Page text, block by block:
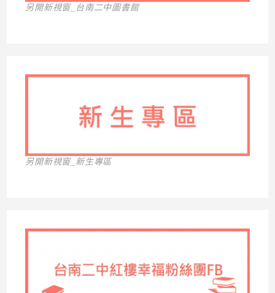
另開新視窗_台南二中圖書館
另開新視窗_新生專區